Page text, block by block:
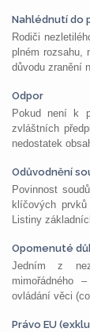
Nahlédnutí do
Rodiči
plném rozsahu,
důvodu zranění
Odpor
Pokud není k
zvláštních
nedostatek
Odůvodnění
Povinnost
klíčových
Listiny
Opomenuté
Jedním z
mimořádného
ovládání věci
Právo EU